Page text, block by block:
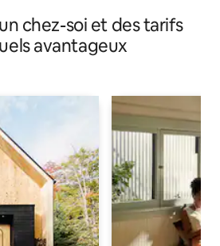
chez-soi et des tarifs
avantageux